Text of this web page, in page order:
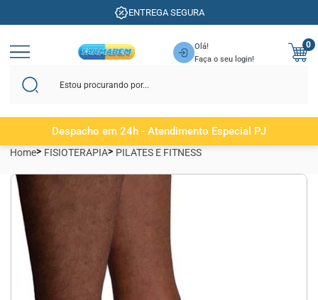
ENTREGA SEGURA
Olá!
Faça o seu login!
0
Despacho em 24h - Atendimento Especial PJ
Home FISIOTERAPIA PILATES E FITNESS